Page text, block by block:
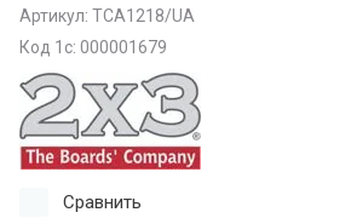
Артикул: TCA1218/UA
Код 1с: 000001679
Сравнить